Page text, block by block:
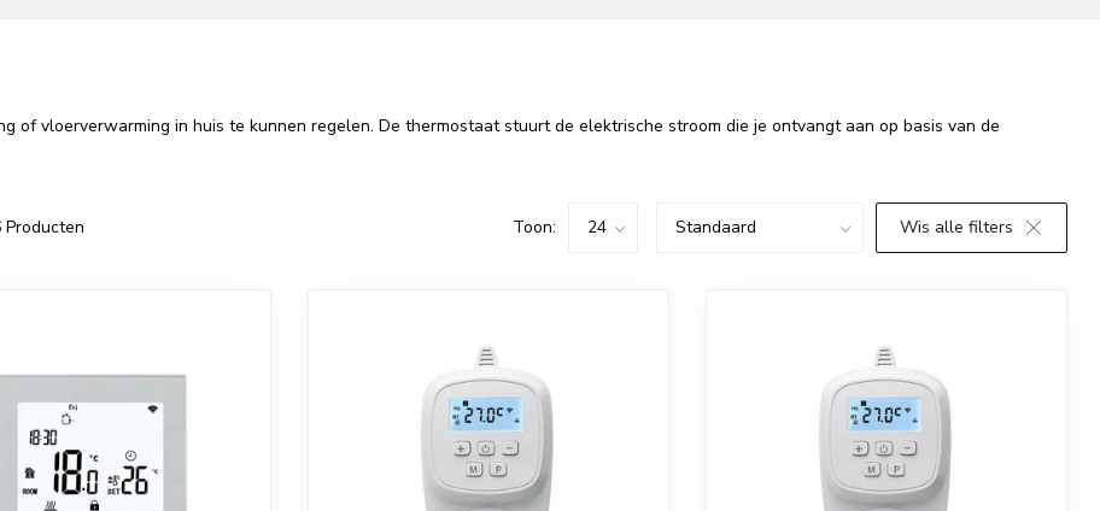
of vloerverwarming in huis te kunnen regelen. De thermostaat stuurt de elektrische stroom die je ontvangt aan op basis van de
Producten Toon: Wis alle filters